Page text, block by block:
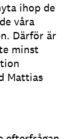
ihop de
våra
Därför är
minst
Mattias